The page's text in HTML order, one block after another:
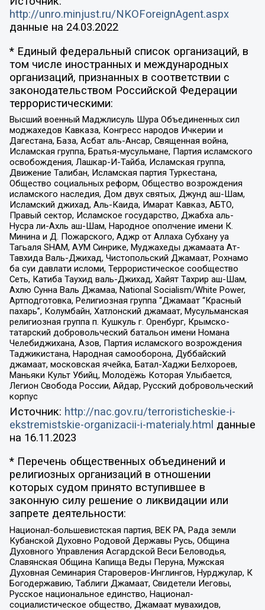
http://unro.minjust.ru/NKOForeignAgent.aspx
данные на 24.03.2022
* Единый федеральный список организаций, в
том числе иностранных и международных
организаций, признанных в соответствии с
законодательством Российской Федерации
террористическими:
Высший военный Маджлисуль Шура Объединенных сил
моджахедов Кавказа, Конгресс народов Ичкерии и
Дагестана, База, Асбат аль-Ансар, Священная война,
Исламская группа, Братья-мусульмане, Партия исламского
освобождения, Лашкар-И-Тайба, Исламская группа,
Движение Талибан, Исламская партия Туркестана,
Общество социальных реформ, Общество возрождения
исламского наследия, Дом двух святых, Джунд аш-Шам,
Исламский джихад, Аль-Каида, Имарат Кавказ, АБТО,
Правый сектор, Исламское государство, Джабха аль-
Нусра ли-Ахль аш-Шам, Народное ополчение имени К.
Минина и Д. Пожарского, Аджр от Аллаха Субхану уа
Тагьаля SHAM, АУМ Синрике, Муджахеды джамаата Ат-
Тавхида Валь-Джихад, Чистопольский Джамаат, Рохнамо
ба суи давлати исломи, Террористическое сообщество
Сеть, Катиба Таухид валь-Джихад, Хайят Тахрир аш-Шам,
Ахлю Сунна Валь Джамаа, National Socialism/White Power,
Артподготовка, Религиозная группа “Джамаат “Красный
пахарь”, Колумбайн, Хатлонский джамаат, Мусульманская
религиозная группа п. Кушкуль г. Оренбург, Крымско-
татарский добровольческий батальон имени Номана
Челебиджихана, Азов, Партия исламского возрождения
Таджикистана, Народная самооборона, Дуббайский
джамаат, московская ячейка, Батал-Хаджи Белхороев,
Маньяки Культ Убийц, Молодёжь Которая Улыбается,
Легион Свобода России, Айдар, Русский добровольческий
корпус
Источник: http://nac.gov.ru/terroristicheskie-i-
ekstremistskie-organizacii-i-materialy.html данные
на 16.11.2023
* Перечень общественных объединений и
религиозных организаций в отношении
которых судом принято вступившее в
законную силу решение о ликвидации или
запрете деятельности:
Национал-большевистская партия, ВЕК РА, Рада земли
Кубанской Духовно Родовой Державы Русь, Община
Духовного Управления Асгардской Веси Беловодья,
Славянская Община Капища Веды Перуна, Мужская
Духовная Семинария Староверов-Инглингов, Нурджулар, К
Богодержавию, Таблиги Джамаат, Свидетели Иеговы,
Русское национальное единство, Национал-
социалистическое общество, Джамаат мувахидов,